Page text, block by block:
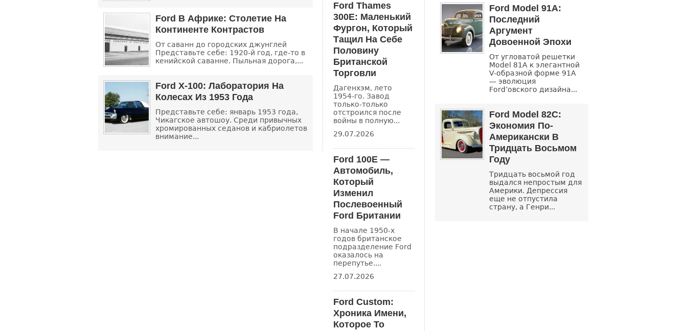
Ford В Африке: Столетие На
Континенте Контрастов
От саванн до городских джунглей
Представьте себе: 1920-й год, где-то в
кенийской саванне. Пыльная дорога,...
Ford X-100: Лаборатория На
Колесах Из 1953 Года
Представьте себе: январь 1953 года,
Чикагское автошоу. Среди привычных
хромированных седанов и кабриолетов
внимание...
Ford Thames
300E: Маленький
Фургон, Который
Тащил На Себе
Половину
Британской
Торговли
Дагенхэм, лето
1954-го. Завод
только-только
отстроился после
войны в полную...
29.07.2026
Ford 100E —
Автомобиль,
Который
Изменил
Послевоенный
Ford Британии
В начале 1950-х
годов британское
подразделение Ford
оказалось на
перепутье....
27.07.2026
Ford Custom:
Хроника Имени,
Которое То
Ford Model 91A:
Последний
Аргумент
Довоенной Эпохи
От угловатой решетки
Model 81A к элегантной
V-образной форме 91A
— эволюция
Ford’овского дизайна...
Ford Model 82C:
Экономия По-
Американски В
Тридцать Восьмом
Году
Тридцать восьмой год
выдался непростым для
Америки. Депрессия
еще не отпустила
страну, а Генри...